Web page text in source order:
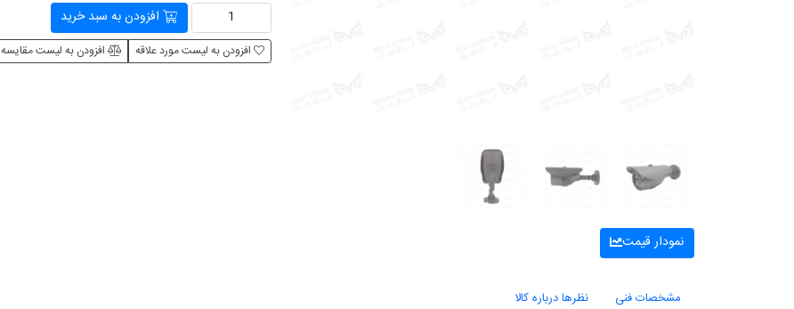
نمودار قیمت
افزودن به سبد خرید
افزودن به لیست مورد علاقه افزودن به لیست مقایسه
مشخصات فنی نظرها درباره کالا